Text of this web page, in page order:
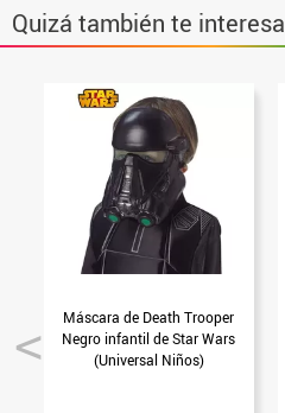
Quizá también te interesa
Máscara de Death Trooper
Negro infantil de Star Wars
(Universal Niños)